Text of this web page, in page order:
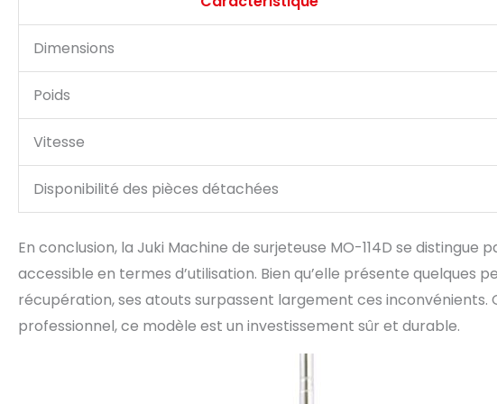
Dimensions
Poids
Vitesse
Disponibilité des pièces détachées
En conclusion, la Juki Machine de surjeteuse MO-114D se
accessible en termes d’utilisation. Bien qu’elle présente quelques
récupération, ses atouts surpassent largement ces inconvénients.
professionnel, ce modèle est un investissement sûr et durable.